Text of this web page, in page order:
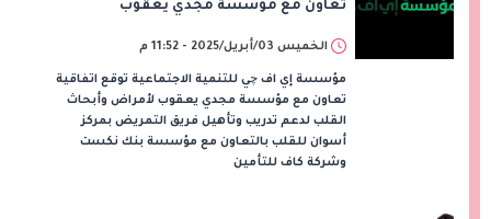
تعاون مع مؤسسة مجدي يعقوب
الخميس 03/أبريل/2025 - 11:52 م
مؤسسة إي اف چي للتنمية الاجتماعية توقع اتفاقية
تعاون مع مؤسسة مجدي يعقوب لأمراض وأبحاث
القلب لدعم تدريب وتأهيل فريق التمريض بمركز
أسوان للقلب بالتعاون مع مؤسسة بنك نكست
وشركة كاف للتأمين